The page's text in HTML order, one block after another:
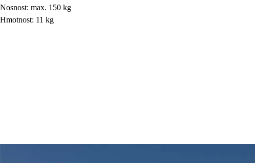
Nosnost: max. 150 kg
Hmotnost: 11 kg